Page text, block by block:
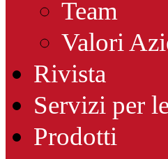
Team
Valori
Rivista
Servizi per
Prodotti